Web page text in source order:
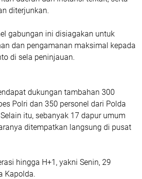
diterjunkan.
gabungan ini disiagakan untuk
dan pengamanan maksimal kepada
di sela peninjauan.
dukungan tambahan 300
Polri dan 350 personel dari Polda
itu, sebanyak 17 dapur umum
ditempatkan langsung di pusat
hingga H+1, yakni Senin, 29
Kapolda.